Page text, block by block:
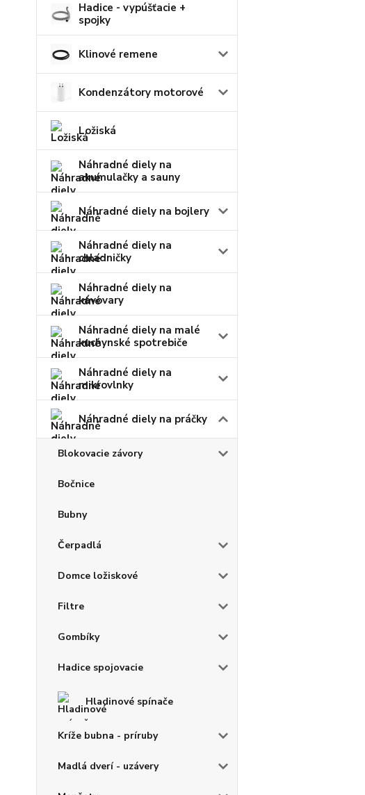
Hadice - vypúšťacie +
spojky
Klinové remene
Kondenzátory motorové
Ložiská
Náhradné diely na
akumulačky a sauny
Náhradné diely na bojlery
Náhradné diely na
chladničky
Náhradné diely na
kávovary
Náhradné diely na malé
kuchynské spotrebiče
Náhradné diely na
mikrovlnky
Náhradné diely na práčky
Blokovacie závory
Bočnice
Bubny
Čerpadlá
Domce ložiskové
Filtre
Gombíky
Hadice spojovacie
Hladinové spínače
Kríže bubna - príruby
Madlá dverí - uzávery